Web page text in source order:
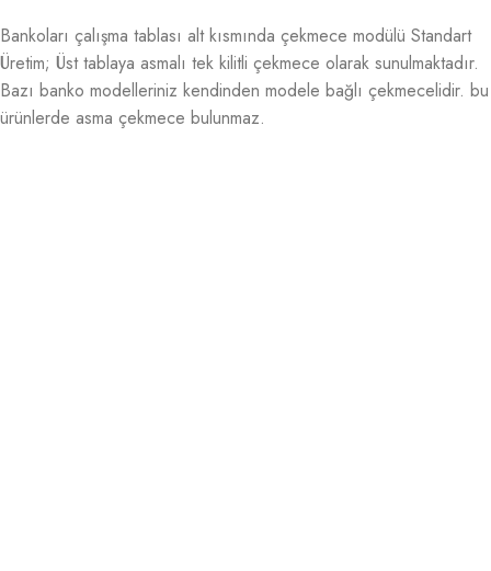
Bankoları çalışma tablası alt kısmında çekmece modülü Standart
Üretim; Üst tablaya asmalı tek kilitli çekmece olarak sunulmaktadır.
Bazı banko modelleriniz kendinden modele bağlı çekmecelidir. bu
ürünlerde asma çekmece bulunmaz.